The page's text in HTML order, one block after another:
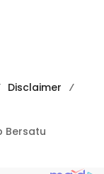
Disclaimer
Bersatu